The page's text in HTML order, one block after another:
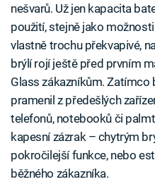
nešvarů. Už jen kapacita
použití, stejně jako
vlastně trochu překvapivé,
brýlí rojí ještě před prvním
Glass zákazníkům.
pramenil z předešlých
telefonů, notebooků či
kapesní zázrak – chytrým
pokročilejší funkce, nebo
běžného zákazníka.